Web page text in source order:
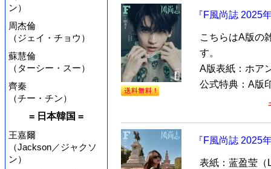
ン）
周杰倫
（ジェイ・チョウ）
蘇慧倫
（ターシー・スー）
齊秦
（チー・チン）
= 日本韓国 =
王嘉爾
（Jackson／ジャクソ
ン）
『F風尚誌 2025
こちらはA版の
す。
A版表紙：ホア
公式特典：A版
『F風尚誌 2025
表紙：蓝盈莹（